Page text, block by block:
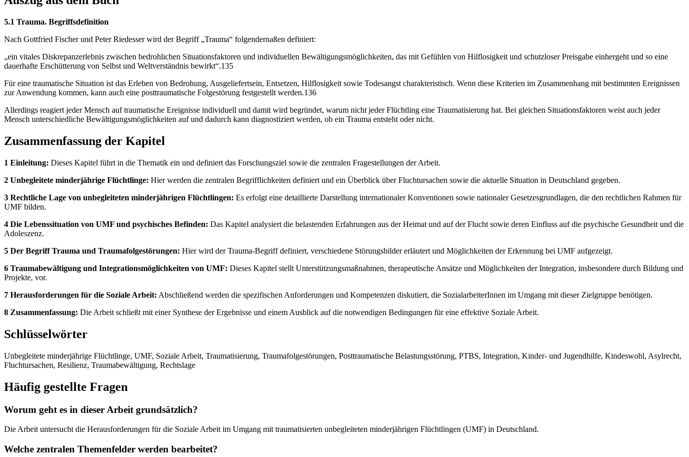
5.1 Trauma. Begriffsdefinition
Nach Gottfried Fischer und Peter Riedesser wird der Begriff „Trauma“ folgendernaßen definiert:
„ein vitales Diskrepanzerlebnis zwischen bedrohlichen Situationsfaktoren und individuellen Bewältigungsmöglichkeiten, das mit Gefühlen von Hilflosigkeit und schutzloser Preisgabe einhergeht und so eine
dauerhafte Erschütterung von Selbst und Weltverständnis bewirkt“.135
Für eine traumatische Situation ist das Erleben von Bedrohung, Ausgeliefertsein, Entsetzen, Hilflosigkeit sowie Todesangst charakteristisch. Wenn diese Kriterien im Zusammenhang mit bestimmten Ereignissen
zur Anwendung kommen, kann auch eine posttraumatische Folgestörung festgestellt werden.136
Allerdings reagiert jeder Mensch auf traumatische Ereignisse individuell und damit wird begründet, warum nicht jeder Flüchtling eine Traumatisierung hat. Bei gleichen Situationsfaktoren weist auch jeder
Mensch unterschiedliche Bewältigungsmöglichkeiten auf und dadurch kann diagnostiziert werden, ob ein Trauma entsteht oder nicht.
Zusammenfassung der Kapitel
1 Einleitung: Dieses Kapitel führt in die Thematik ein und definiert das Forschungsziel sowie die zentralen Fragestellungen der Arbeit.
2 Unbegleitete minderjährige Flüchtlinge: Hier werden die zentralen Begrifflichkeiten definiert und ein Überblick über Fluchtursachen sowie die aktuelle Situation in Deutschland gegeben.
3 Rechtliche Lage von unbegleiteten minderjährigen Flüchtlingen: Es erfolgt eine detaillierte Darstellung internationaler Konventionen sowie nationaler Gesetzesgrundlagen, die den rechtlichen Rahmen für
UMF bilden.
4 Die Lebenssituation von UMF und psychisches Befinden: Das Kapitel analysiert die belastenden Erfahrungen aus der Heimat und auf der Flucht sowie deren Einfluss auf die psychische Gesundheit und die
Adoleszenz.
5 Der Begriff Trauma und Traumafolgestörungen: Hier wird der Trauma-Begriff definiert, verschiedene Störungsbilder erläutert und Möglichkeiten der Erkennung bei UMF aufgezeigt.
6 Traumabewältigung und Integrationsmöglichkeiten von UMF: Dieses Kapitel stellt Unterstützungsmaßnahmen, therapeutische Ansätze und Möglichkeiten der Integration, insbesondere durch Bildung und
Projekte, vor.
7 Herausforderungen für die Soziale Arbeit: Abschließend werden die spezifischen Anforderungen und Kompetenzen diskutiert, die SozialarbeiterInnen im Umgang mit dieser Zielgruppe benötigen.
8 Zusammenfassung: Die Arbeit schließt mit einer Synthese der Ergebnisse und einem Ausblick auf die notwendigen Bedingungen für eine effektive Soziale Arbeit.
Schlüsselwörter
Unbegleitete minderjährige Flüchtlinge, UMF, Soziale Arbeit, Traumatisierung, Traumafolgestörungen, Posttraumatische Belastungsstörung, PTBS, Integration, Kinder- und Jugendhilfe, Kindeswohl, Asylrecht,
Fluchtursachen, Resilienz, Traumabewältigung, Rechtslage
Häufig gestellte Fragen
Worum geht es in dieser Arbeit grundsätzlich?
Die Arbeit untersucht die Herausforderungen für die Soziale Arbeit im Umgang mit traumatisierten unbegleiteten minderjährigen Flüchtlingen (UMF) in Deutschland.
Welche zentralen Themenfelder werden bearbeitet?